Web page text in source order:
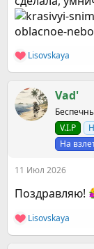
Р
е
ц
и
Lisovskaya
Vad'
V.I.P
На
11 Июл 2026
Поздравляю!
Р
е
Lisovskaya